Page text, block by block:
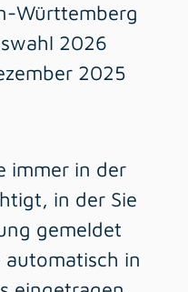
Württemberg
2026
2025
immer in der
in der Sie
gemeldet
automatisch in